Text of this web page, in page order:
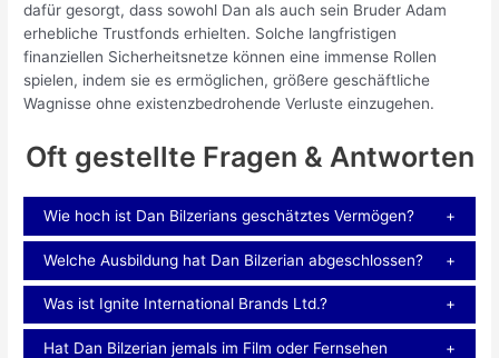
dafür gesorgt, dass sowohl Dan als auch sein Bruder Adam
erhebliche Trustfonds erhielten. Solche langfristigen
finanziellen Sicherheitsnetze können eine immense Rollen
spielen, indem sie es ermöglichen, größere geschäftliche
Wagnisse ohne existenzbedrohende Verluste einzugehen.
Oft gestellte Fragen & Antworten
Wie hoch ist Dan Bilzerians geschätztes Vermögen?
Welche Ausbildung hat Dan Bilzerian abgeschlossen?
Was ist Ignite International Brands Ltd.?
Hat Dan Bilzerian jemals im Film oder Fernsehen